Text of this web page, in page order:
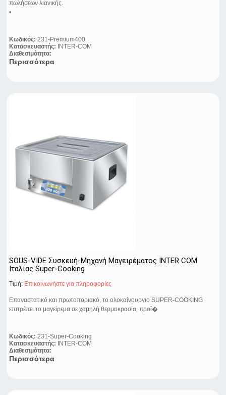
πωλήσεων λιανικής.
•
Κωδικός: 231-Premium400
Κατασκευαστής: INTER-COM
Διαθεσιμότητα:
Περισσότερα
SOUS-VIDE Συσκευή-Μηχανή Μαγειρέματος INTER COM
Ιταλίας Super-Cooking
Τιμή: Eπικοινωνήστε για πληροφορίες
Επαναστατικό και πρωτοποριακό, το ολοκαίνουργιο SUPER-COOKING
επιτρέπει το μαγείρεμα σε χαμηλή θερμοκρασία, προϊ�
Κωδικός: 231-Super-Cooking
Κατασκευαστής: INTER-COM
Διαθεσιμότητα:
Περισσότερα